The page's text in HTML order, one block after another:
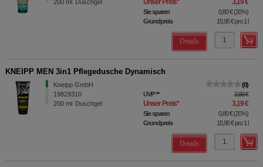
200 ml Duschgel Unser Preis* 3,19 €
Sie sparen 0,80 €(20%)
Grundpreis
15,95 €pro 1 l
Details
KNEIPP MEN 3in1 Pflegedusche Dynamisch
Kneipp GmbH
19829310
200 ml Duschgel
0
UVP** 3,99 €
Unser Preis* 3,19 €
Sie sparen 0,80 €(20%)
Grundpreis
15,95 €pro 1 l
Details